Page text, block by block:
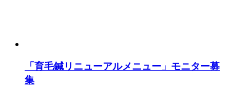
「育毛鍼リニューアルメニュー」モニター募
集